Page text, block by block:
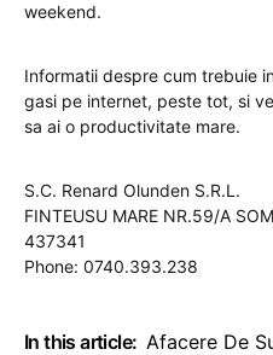
weekend.
Informatii despre cum trebuie
gasi pe internet, peste tot, si
sa ai o productivitate mare.
S.C. Renard Olunden S.R.L.
FINTEUSU MARE NR.59/A
437341
Phone: 0740.393.238
In this article: Afacere De